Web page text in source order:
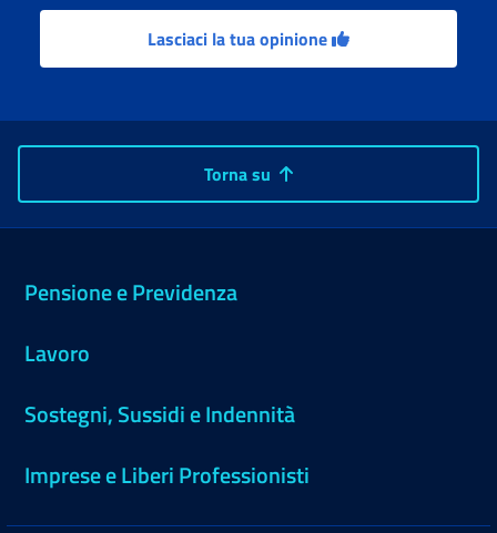
Lasciaci la tua opinione
Torna su
Pensione e Previdenza
Lavoro
Sostegni, Sussidi e Indennità
Imprese e Liberi Professionisti